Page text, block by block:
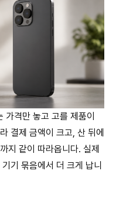
격만 놓고 고를 제품이
결제 금액이 크고, 산 뒤에
지 같이 따라옵니다. 실제
기 묶음에서 더 크게 납니